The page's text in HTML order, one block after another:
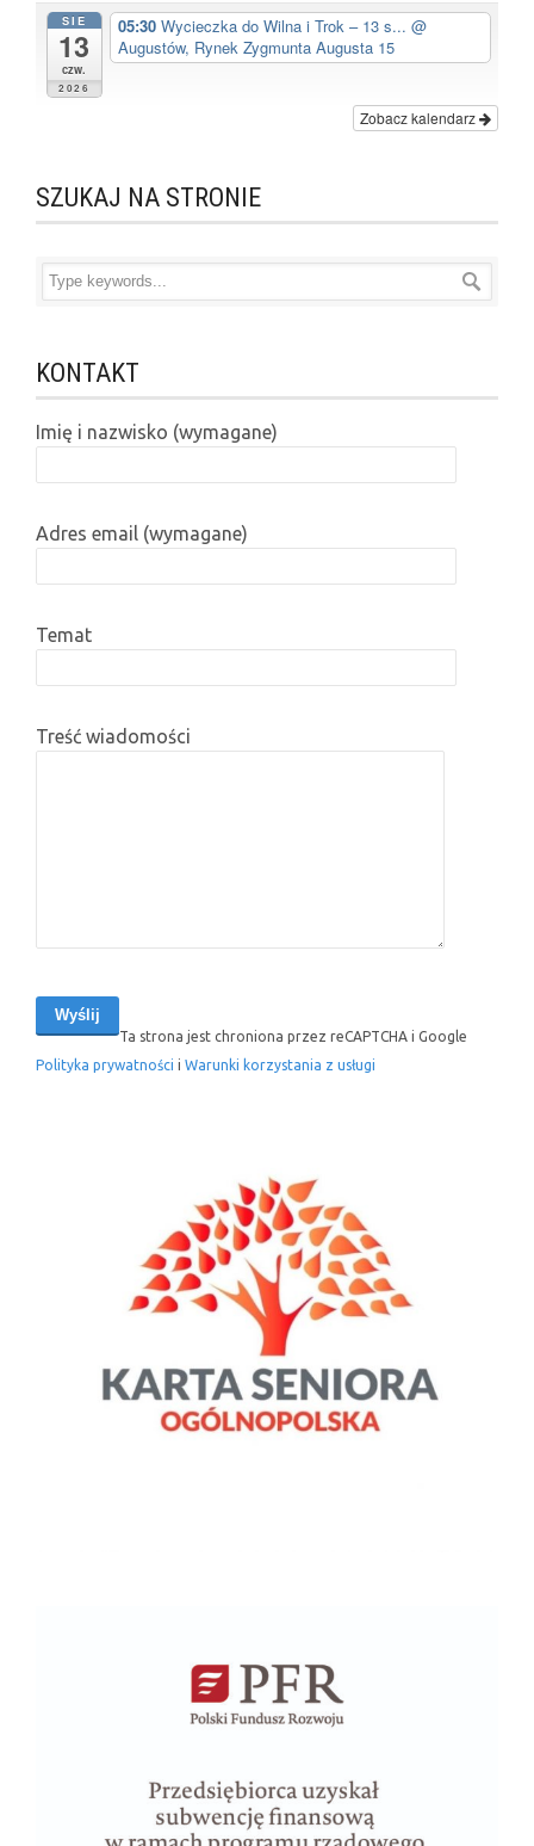
SIE
13
czw.
2026
05:30 Wycieczka do Wilna i Trok – 13 s... @
Augustów, Rynek Zygmunta Augusta 15
Zobacz kalendarz
SZUKAJ NA STRONIE
KONTAKT
Imię i nazwisko (wymagane)
Adres email (wymagane)
Temat
Treść wiadomości
Ta strona jest chroniona przez reCAPTCHA i Google
Polityka prywatności i Warunki korzystania z usługi